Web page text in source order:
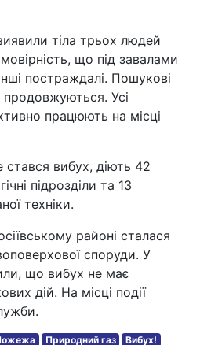
тіла трьох людей
що під завалами
постраждалі. Пошукові
продовжуються. Усі
працюють на місці
стався вибух, діють 42
підрозділи та 13
техніки.
районі сталася
споруди. У
що вибух не має
дій. На місці події
Природний газ
Вибух!